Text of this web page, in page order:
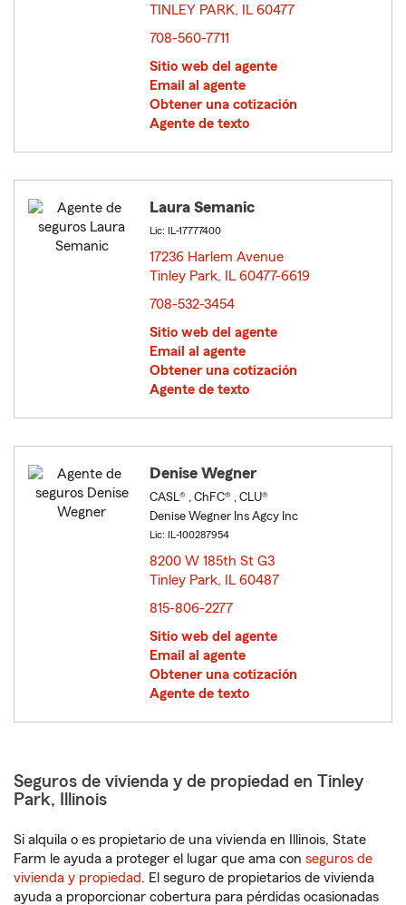
TINLEY PARK, IL 60477
708-560-7711
Sitio web del agente
Email al agente
Obtener una cotización
Agente de texto
Laura Semanic
Lic: IL-17777400
17236 Harlem Avenue
Tinley Park, IL 60477-6619
708-532-3454
Sitio web del agente
Email al agente
Obtener una cotización
Agente de texto
Denise Wegner
CASL® , ChFC® , CLU®
Denise Wegner Ins Agcy Inc
Lic: IL-100287954
8200 W 185th St G3
Tinley Park, IL 60487
815-806-2277
Sitio web del agente
Email al agente
Obtener una cotización
Agente de texto
Seguros de vivienda y de propiedad en Tinley
Park, Illinois
Si alquila o es propietario de una vivienda en Illinois, State
Farm le ayuda a proteger el lugar que ama con seguros de
vivienda y propiedad. El seguro de propietarios de vivienda
ayuda a proporcionar cobertura para pérdidas ocasionadas